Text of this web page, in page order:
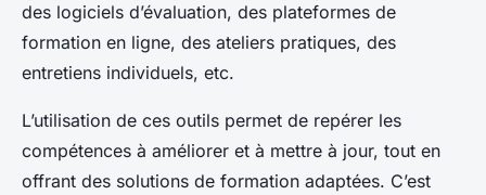
des logiciels d’évaluation, des plateformes de
formation en ligne, des ateliers pratiques, des
entretiens individuels, etc.
L’utilisation de ces outils permet de repérer les
compétences à améliorer et à mettre à jour, tout en
offrant des solutions de formation adaptées. C’est